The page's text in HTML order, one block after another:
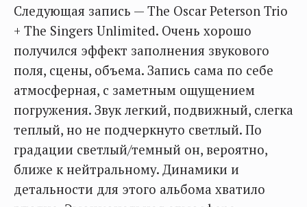
Следующая запись — The Oscar Peterson Trio
+ The Singers Unlimited. Очень хорошо
получился эффект заполнения звукового
поля, сцены, объема. Запись сама по себе
атмосферная, с заметным ощущением
погружения. Звук легкий, подвижный, слегка
теплый, но не подчеркнуто светлый. По
градации светлый/темный он, вероятно,
ближе к нейтральному. Динамики и
детальности для этого альбома хватило